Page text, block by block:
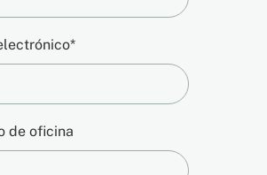
de oficina